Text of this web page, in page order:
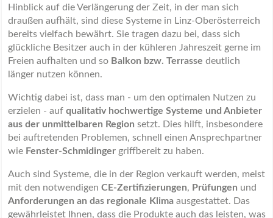
Hinblick auf die Verlängerung der Zeit, in der man sich
draußen aufhält, sind diese Systeme in Linz-Oberösterreich
bereits vielfach bewährt. Sie tragen dazu bei, dass sich
glückliche Besitzer auch in der kühleren Jahreszeit gerne im
Freien aufhalten und so Balkon bzw. Terrasse deutlich
länger nutzen können.
Wichtig dabei ist, dass man - um den optimalen Nutzen zu
erzielen - auf qualitativ hochwertige Systeme und Anbieter
aus der unmittelbaren Region setzt. Dies hilft, insbesondere
bei auftretenden Problemen, schnell einen Ansprechpartner
wie Fenster-Schmidinger griffbereit zu haben.
Auch sind Systeme, die in der Region verkauft werden, meist
mit den notwendigen CE-Zertifizierungen, Prüfungen und
Anforderungen an das regionale Klima ausgestattet. Das
gewährleistet Ihnen, dass die Produkte auch das leisten, was